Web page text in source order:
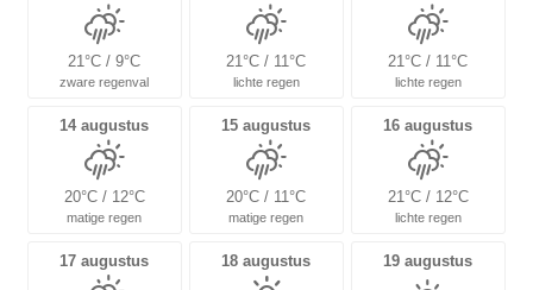
21°C / 9°C
zware regenval
21°C / 11°C
lichte regen
21°C / 11°C
lichte regen
14 augustus
20°C / 12°C
matige regen
15 augustus
20°C / 11°C
matige regen
16 augustus
21°C / 12°C
lichte regen
17 augustus 18 augustus 19 augustus